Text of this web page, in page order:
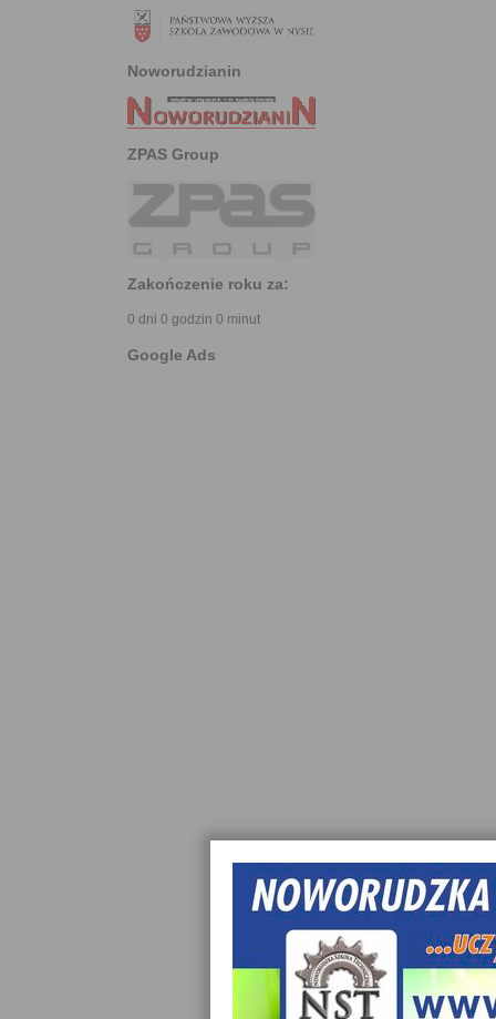
Noworudzianin
ZPAS Group
Zakończenie roku za:
0 dni 0 godzin 0 minut
Google Ads